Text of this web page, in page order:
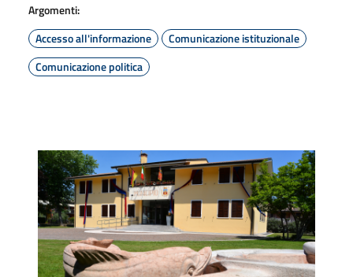
Argomenti:
Accesso all'informazione
Comunicazione istituzionale
Comunicazione politica